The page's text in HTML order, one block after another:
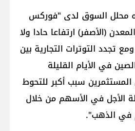
محلل السوق لدى "فوركس
(الأصفر) ارتفاعا حادا ولا
تجدد التوترات التجارية بين
في الأيام القليلة
سبب أكبر للتحوط
الأجل في الأسهم من خلال
في الذهب".